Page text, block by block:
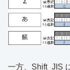
一方、Shift_JIS